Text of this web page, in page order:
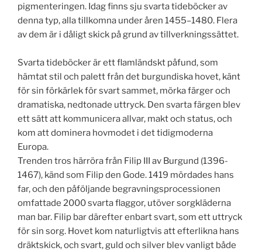
pigmenteringen. Idag finns sju svarta tideböcker av
denna typ, alla tillkomna under åren 1455–1480. Flera
av dem är i dåligt skick på grund av tillverkningssättet.
Svarta tideböcker är ett flamländskt påfund, som
hämtat stil och palett från det burgundiska hovet, känt
för sin förkärlek för svart sammet, mörka färger och
dramatiska, nedtonade uttryck. Den svarta färgen blev
ett sätt att kommunicera allvar, makt och status, och
kom att dominera hovmodet i det tidigmoderna
Europa.
Trenden tros härröra från Filip III av Burgund (1396-
1467), känd som Filip den Gode. 1419 mördades hans
far, och den påföljande begravningsprocessionen
omfattade 2000 svarta flaggor, utöver sorgkläderna
man bar. Filip bar därefter enbart svart, som ett uttryck
för sin sorg. Hovet kom naturligtvis att efterlikna hans
dräktskick, och svart, guld och silver blev vanligt både